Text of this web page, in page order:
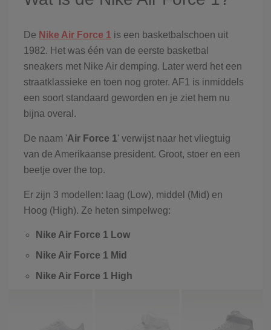
De Nike Air Force 1 is een basketbalschoen uit
1982. Het was één van de eerste basketbal
sneakers met Nike Air demping. Later werd het een
straatklassieke en toen nog groter. AF1 is inmiddels
een soort standaard geworden en je ziet hem nu
bijna overal.
De naam 'Air Force 1' verwijst naar het vliegtuig
van de Amerikaanse president. Groot, stoer en een
beetje over the top.
Er zijn 3 modellen: laag (Low), middel (Mid) en
Hoog (High). Ze heten simpelweg:
Nike Air Force 1 Low
Nike Air Force 1 Mid
Nike Air Force 1 High